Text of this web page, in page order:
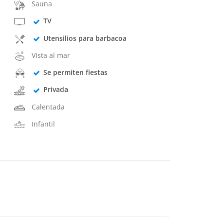
Sauna
TV
Utensilios para barbacoa
Vista al mar
Se permiten fiestas
Privada
Calentada
Infantil